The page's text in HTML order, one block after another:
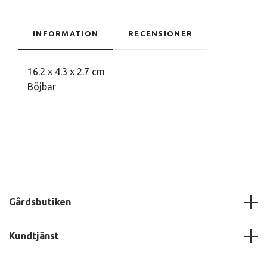
INFORMATION RECENSIONER
16.2 x 4.3 x 2.7 cm
Böjbar
Gårdsbutiken
Kundtjänst